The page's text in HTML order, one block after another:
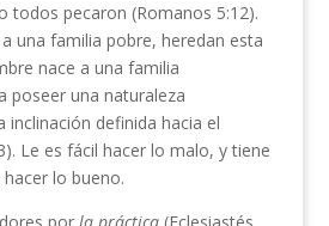
todos pecaron (Romanos 5:12).
una familia pobre, heredan esta
nace a una familia
poseer una naturaleza
inclinación definida hacia el
Le es fácil hacer lo malo, y tiene
lo bueno.